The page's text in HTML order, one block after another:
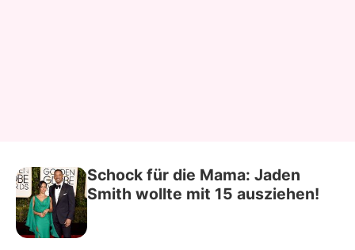
Schock für die Mama: Jaden
Smith wollte mit 15 ausziehen!